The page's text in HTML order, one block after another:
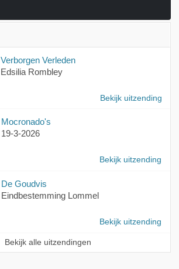
Verborgen Verleden
Edsilia Rombley
Bekijk uitzending
Mocronado's
19-3-2026
Bekijk uitzending
De Goudvis
Eindbestemming Lommel
Bekijk uitzending
Bekijk alle uitzendingen